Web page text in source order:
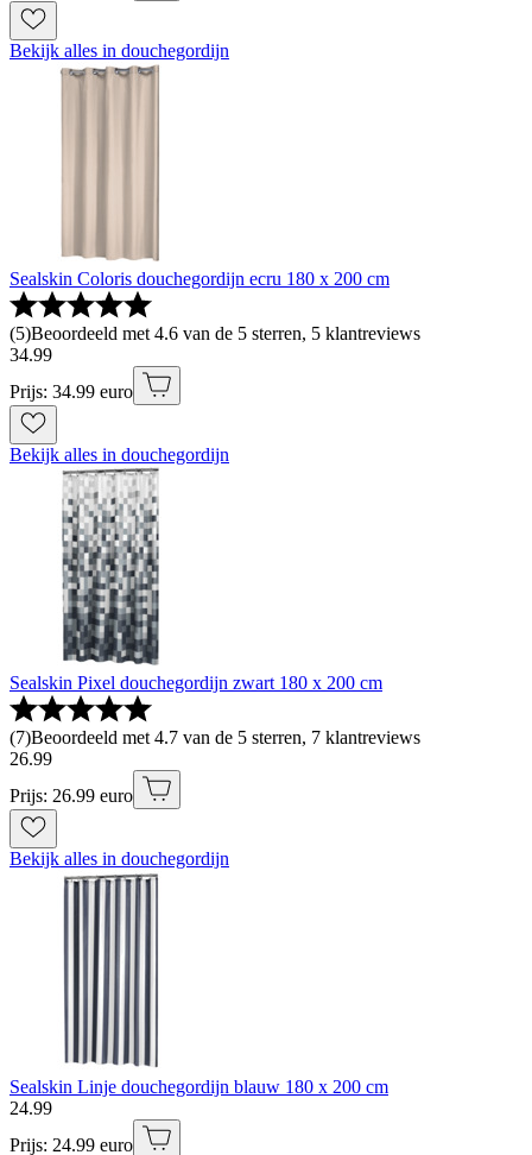
Bekijk alles in douchegordijn
Sealskin Coloris douchegordijn ecru 180 x 200 cm
(5)Beoordeeld met 4.6 van de 5 sterren, 5 klantreviews
34.99
Prijs: 34.99 euro
Bekijk alles in douchegordijn
Sealskin Pixel douchegordijn zwart 180 x 200 cm
(7)Beoordeeld met 4.7 van de 5 sterren, 7 klantreviews
26.99
Prijs: 26.99 euro
Bekijk alles in douchegordijn
Sealskin Linje douchegordijn blauw 180 x 200 cm
24.99
Prijs: 24.99 euro